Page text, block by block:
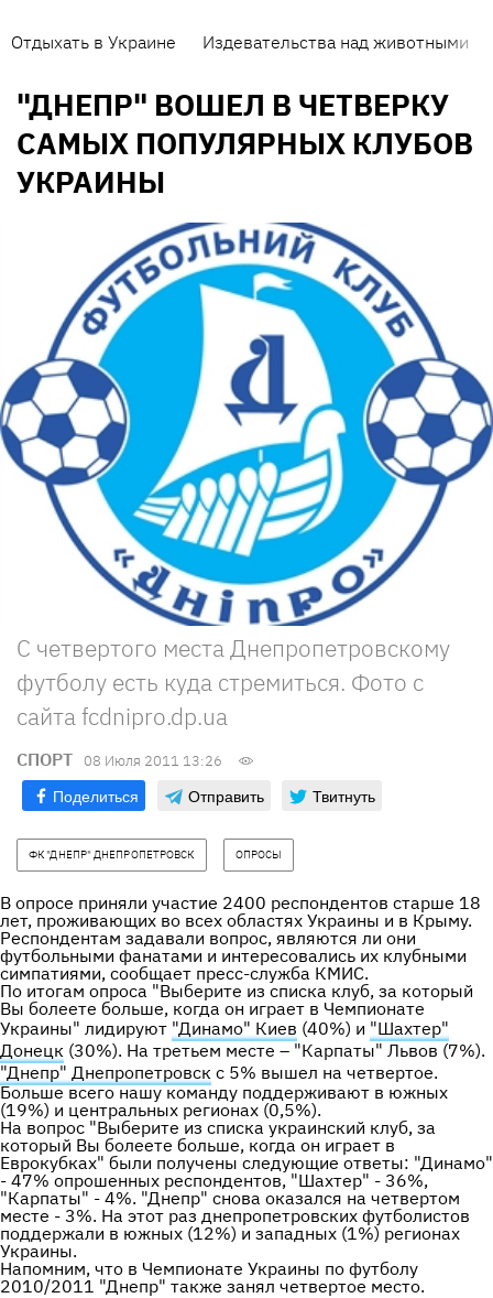
Отдыхать в Украине Издевательства над животными
"ДНЕПР" ВОШЕЛ В ЧЕТВЕРКУ
САМЫХ ПОПУЛЯРНЫХ КЛУБОВ
УКРАИНЫ
С четвертого места Днепропетровскому
футболу есть куда стремиться. Фото с
сайта fcdnipro.dp.ua
СПОРТ 08 Июля 2011 13:26
Поделиться Отправить Твитнуть
ФК "ДНЕПР" ДНЕПРОПЕТРОВСК ОПРОСЫ
В опросе приняли участие 2400 респондентов старше 18
лет, проживающих во всех областях Украины и в Крыму.
Респондентам задавали вопрос, являются ли они
футбольными фанатами и интересовались их клубными
симпатиями, сообщает пресс-служба КМИС.
По итогам опроса "Выберите из списка клуб, за который
Вы болеете больше, когда он играет в Чемпионате
Украины" лидируют "Динамо" Киев (40%) и "Шахтер"
Донецк (30%). На третьем месте – "Карпаты" Львов (7%).
"Днепр" Днепропетровск с 5% вышел на четвертое.
Больше всего нашу команду поддерживают в южных
(19%) и центральных регионах (0,5%).
На вопрос "Выберите из списка украинский клуб, за
который Вы болеете больше, когда он играет в
Еврокубках" были получены следующие ответы: "Динамо"
- 47% опрошенных респондентов, "Шахтер" - 36%,
"Карпаты" - 4%. "Днепр" снова оказался на четвертом
месте - 3%. На этот раз днепропетровских футболистов
поддержали в южных (12%) и западных (1%) регионах
Украины.
Напомним, что в Чемпионате Украины по футболу
2010/2011 "Днепр" также занял четвертое место.